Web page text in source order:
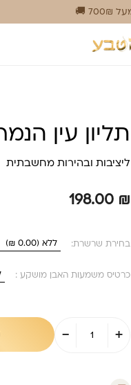
תליון עין
ליציבות ובהירות מחשבתית
198.00 ₪
בחירת שרשרת:
כרטיס משמעות האבן מושקע :
-
כמות
של
תליון
+